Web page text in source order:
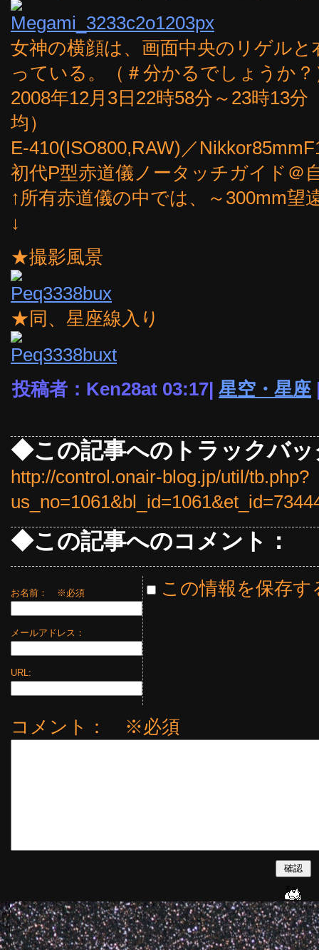
女神の横顔は、画面中央のリゲル
っている。（＃分かるでしょうか？
2008年12月3日22時58分～23時13
均）
E-410(ISO800,RAW)／
初代P型赤道儀ノータッチガイド＠
↑所有赤道儀の中では、～300mm望
↓
★撮影風景
★同、星座線入り
投稿者：Ken28at 03:17| 星空・星座
◆この記事へのトラックバッ
http://control.onair-blog.jp/util/tb.php?
◆この記事へのコメント：
お名前： ※必須
メールアドレス：
URL:
この情報を保存す
コメント： ※必須